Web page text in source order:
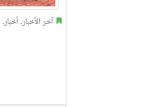
آخر الأخبار,أخبار,